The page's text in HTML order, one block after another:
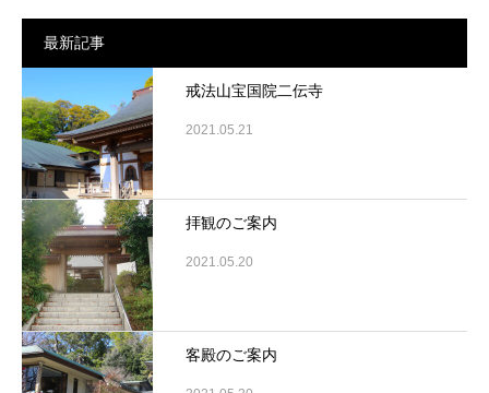
最新記事
戒法山宝国院二伝寺
2021.05.21
拝観のご案内
2021.05.20
客殿のご案内